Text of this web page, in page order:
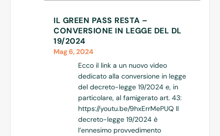
IL GREEN PASS RESTA –
CONVERSIONE IN LEGGE DEL DL
19/2024
Mag 6, 2024
Ecco il link a un nuovo video
dedicato alla conversione in legge
del decreto-legge 19/2024 e, in
particolare, al famigerato art. 43:
https://youtu.be/9hxErrMePUQ Il
decreto-legge 19/2024 è
l’ennesimo provvedimento